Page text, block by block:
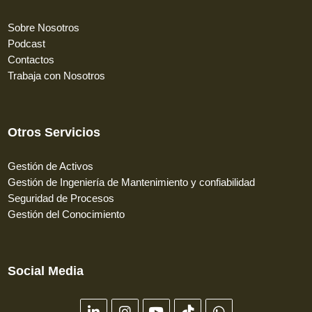
Sobre Nosotros
Podcast
Contactos
Trabaja con Nosotros
Otros Servicios
Gestión de Activos
Gestión de Ingeniería de Mantenimiento y confiabilidad
Seguridad de Procesos
Gestión del Conocimiento
Social Media